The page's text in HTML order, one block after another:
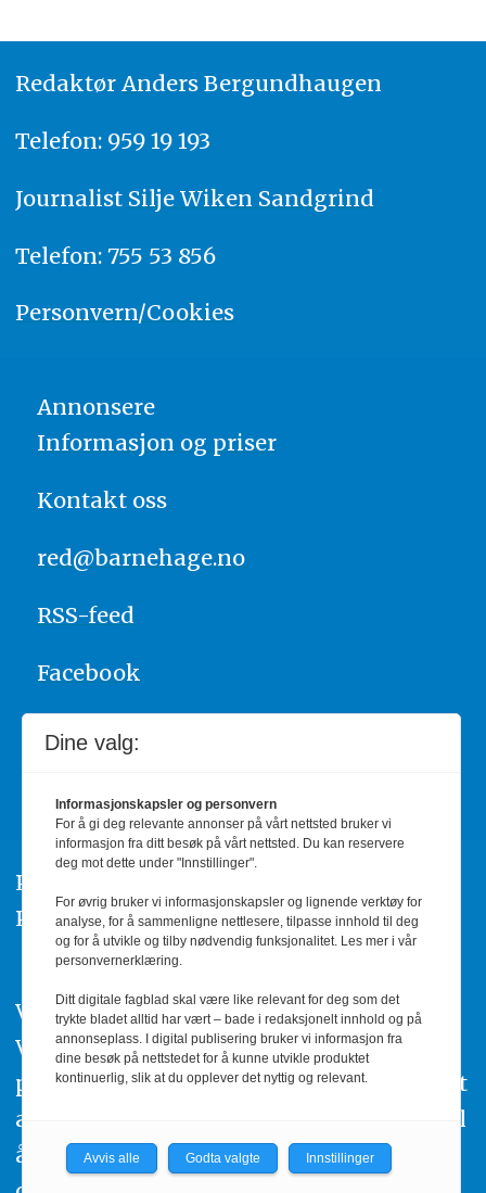
Redaktør Anders Bergundhaugen
Telefon: 959 19 193
Journalist Silje Wiken Sandgrind
Telefon: 755 53 856
Personvern/Cookies
Annonsere
Informasjon og priser
Kontakt oss
red@barnehage.no
RSS-feed
Facebook
Barnehage.no
Post- og besøksadresse:
Prinsens gate 91 8003 Bodø
Vi arbeider etter Redaktørplakaten og
Vær varsom-plakatens regler for god
presseskikk. Den som mener seg rammet
av urettmessig publisering, oppfordres til
å ta kontakt med redaksjonen. Du kan
Dine valg:
Informasjonskapsler og personvern
For å gi deg relevante annonser på vårt nettsted bruker vi
informasjon fra ditt besøk på vårt nettsted. Du kan reservere
deg mot dette under "Innstillinger".
For øvrig bruker vi informasjonskapsler og lignende verktøy for
analyse, for å sammenligne nettlesere, tilpasse innhold til deg
og for å utvikle og tilby nødvendig funksjonalitet. Les mer i vår
personvernerklæring.
Ditt digitale fagblad skal være like relevant for deg som det
trykte bladet alltid har vært – bade i redaksjonelt innhold og på
annonseplass. I digital publisering bruker vi informasjon fra
dine besøk på nettstedet for å kunne utvikle produktet
kontinuerlig, slik at du opplever det nyttig og relevant.
Avvis alle Godta valgte Innstillinger